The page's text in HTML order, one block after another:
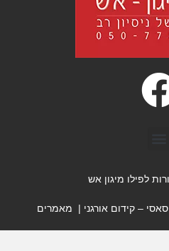
לפילו מיגון אש
– קידום אורגני | מאמרים